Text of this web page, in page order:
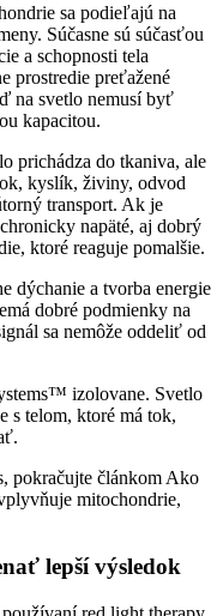
sa podieľajú na
Súčasne sú súčasťou
a schopnosti tela
prostredie preťažené
na svetlo nemusí byť
kapacitou.
prichádza do tkaniva, ale
kyslík, živiny, odvod
transport. Ak je
napäté, aj dobrý
ktoré reaguje pomalšie.
dýchanie a tvorba energie
dobré podmienky na
sa nemôže oddeliť od
izolovane. Svetlo
s telom, ktoré má tok,
pokračujte článkom Ako
mitochondrie,
lepší výsledok